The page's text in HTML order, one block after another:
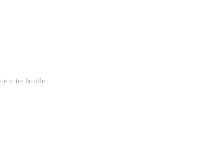
votre famille.